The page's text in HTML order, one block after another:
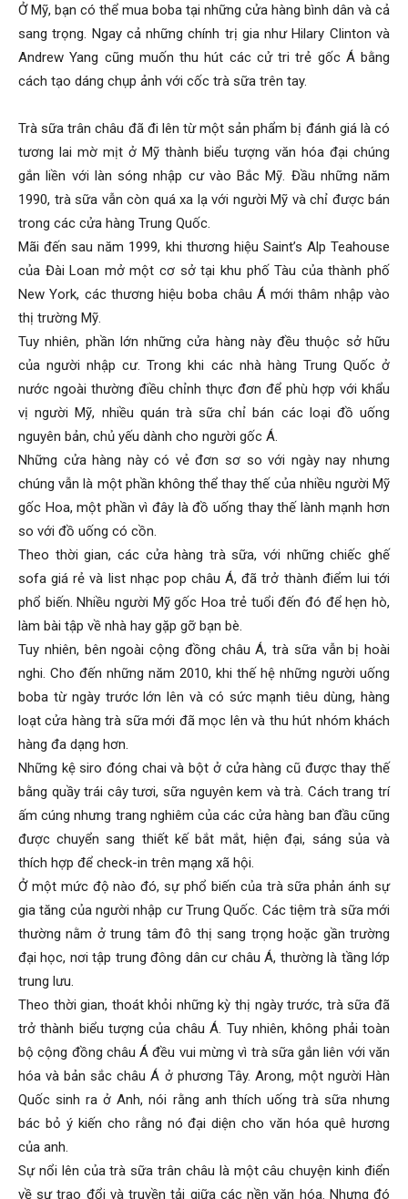
Ở Mỹ, bạn có thể mua boba tại những cửa hàng bình dân và cả
sang trọng. Ngay cả những chính trị gia như Hilary Clinton và
Andrew Yang cũng muốn thu hút các cử tri trẻ gốc Á bằng
cách tạo dáng chụp ảnh với cốc trà sữa trên tay.
Trà sữa trân châu đã đi lên từ một sản phẩm bị đánh giá là có
tương lai mờ mịt ở Mỹ thành biểu tượng văn hóa đại chúng
gắn liền với làn sóng nhập cư vào Bắc Mỹ. Đầu những năm
1990, trà sữa vẫn còn quá xa lạ với người Mỹ và chỉ được bán
trong các cửa hàng Trung Quốc.
Mãi đến sau năm 1999, khi thương hiệu Saint’s Alp Teahouse
của Đài Loan mở một cơ sở tại khu phố Tàu của thành phố
New York, các thương hiệu boba châu Á mới thâm nhập vào
thị trường Mỹ.
Tuy nhiên, phần lớn những cửa hàng này đều thuộc sở hữu
của người nhập cư. Trong khi các nhà hàng Trung Quốc ở
nước ngoài thường điều chỉnh thực đơn để phù hợp với khẩu
vị người Mỹ, nhiều quán trà sữa chỉ bán các loại đồ uống
nguyên bản, chủ yếu dành cho người gốc Á.
Những cửa hàng này có vẻ đơn sơ so với ngày nay nhưng
chúng vẫn là một phần không thể thay thế của nhiều người Mỹ
gốc Hoa, một phần vì đây là đồ uống thay thế lành mạnh hơn
so với đồ uống có cồn.
Theo thời gian, các cửa hàng trà sữa, với những chiếc ghế
sofa giá rẻ và list nhạc pop châu Á, đã trở thành điểm lui tới
phổ biến. Nhiều người Mỹ gốc Hoa trẻ tuổi đến đó để hẹn hò,
làm bài tập về nhà hay gặp gỡ bạn bè.
Tuy nhiên, bên ngoài cộng đồng châu Á, trà sữa vẫn bị hoài
nghi. Cho đến những năm 2010, khi thế hệ những người uống
boba từ ngày trước lớn lên và có sức mạnh tiêu dùng, hàng
loạt cửa hàng trà sữa mới đã mọc lên và thu hút nhóm khách
hàng đa dạng hơn.
Những kệ siro đóng chai và bột ở cửa hàng cũ được thay thế
bằng quầy trái cây tươi, sữa nguyên kem và trà. Cách trang trí
ấm cúng nhưng trang nghiêm của các cửa hàng ban đầu cũng
được chuyển sang thiết kế bắt mắt, hiện đại, sáng sủa và
thích hợp để check-in trên mạng xã hội.
Ở một mức độ nào đó, sự phổ biến của trà sữa phản ánh sự
gia tăng của người nhập cư Trung Quốc. Các tiệm trà sữa mới
thường nằm ở trung tâm đô thị sang trọng hoặc gần trường
đại học, nơi tập trung đông dân cư châu Á, thường là tầng lớp
trung lưu.
Theo thời gian, thoát khỏi những kỳ thị ngày trước, trà sữa đã
trở thành biểu tượng của châu Á. Tuy nhiên, không phải toàn
bộ cộng đồng châu Á đều vui mừng vì trà sữa gắn liên với văn
hóa và bản sắc châu Á ở phương Tây. Arong, một người Hàn
Quốc sinh ra ở Anh, nói rằng anh thích uống trà sữa nhưng
bác bỏ ý kiến cho rằng nó đại diện cho văn hóa quê hương
của anh.
Sự nổi lên của trà sữa trân châu là một câu chuyện kinh điển
về sự trao đổi và truyền tải giữa các nền văn hóa. Nhưng đó